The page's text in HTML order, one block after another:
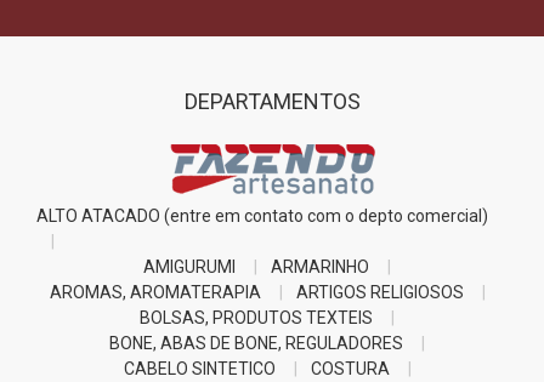
DEPARTAMENTOS
ALTO ATACADO (entre em contato com o depto comercial)
AMIGURUMI
ARMARINHO
AROMAS, AROMATERAPIA
ARTIGOS RELIGIOSOS
BOLSAS, PRODUTOS TEXTEIS
BONE, ABAS DE BONE, REGULADORES
CABELO SINTETICO
COSTURA